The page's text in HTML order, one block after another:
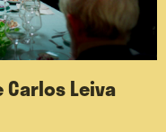
Carlos Leiva